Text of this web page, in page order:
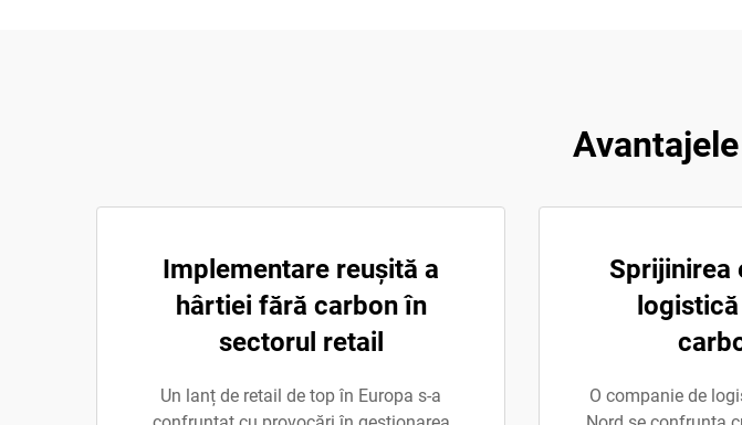
Implementare reușită a
hârtiei fără carbon în
sectorul retail
Un lanț de retail de top în Europa s-a
Sprijinirea
O companie de